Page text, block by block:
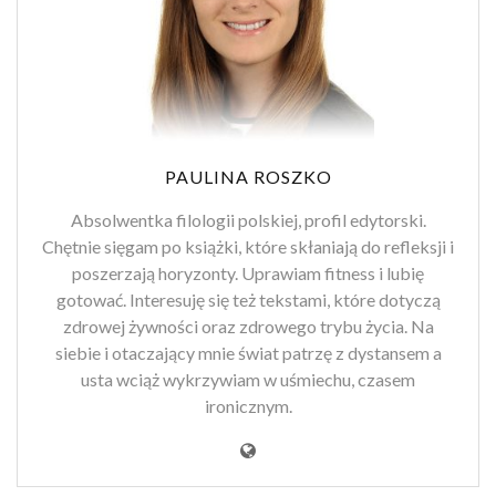
PAULINA ROSZKO
Absolwentka filologii polskiej, profil edytorski.
Chętnie sięgam po książki, które skłaniają do refleksji i
poszerzają horyzonty. Uprawiam fitness i lubię
gotować. Interesuję się też tekstami, które dotyczą
zdrowej żywności oraz zdrowego trybu życia. Na
siebie i otaczający mnie świat patrzę z dystansem a
usta wciąż wykrzywiam w uśmiechu, czasem
ironicznym.